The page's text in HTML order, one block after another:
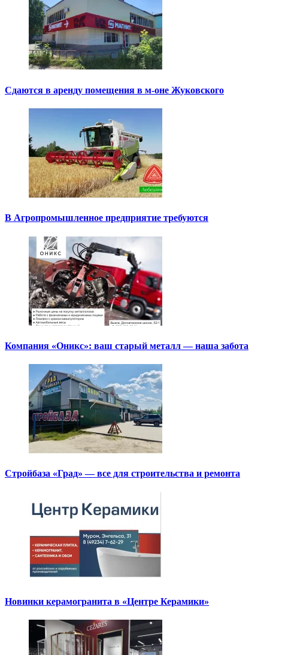
Сдаются в аренду помещения в м-оне Жуковского
В Агропромышленное предприятие требуются
Компания «Оникс»: ваш старый металл — наша забота
Стройбаза «Град» — все для строительства и ремонта
Новинки керамогранита в «Центре Керамики»